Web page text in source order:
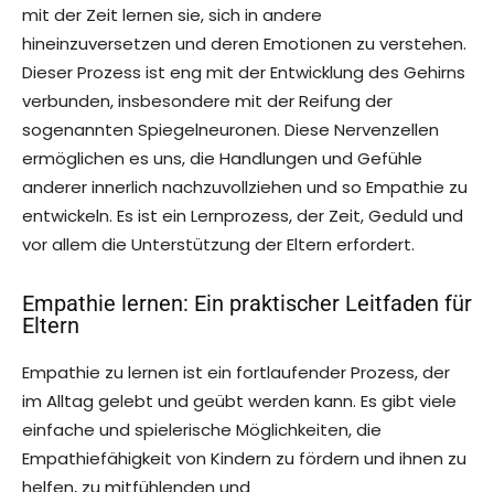
mit der Zeit lernen sie, sich in andere
hineinzuversetzen und deren Emotionen zu verstehen.
Dieser Prozess ist eng mit der Entwicklung des Gehirns
verbunden, insbesondere mit der Reifung der
sogenannten Spiegelneuronen. Diese Nervenzellen
ermöglichen es uns, die Handlungen und Gefühle
anderer innerlich nachzuvollziehen und so Empathie zu
entwickeln. Es ist ein Lernprozess, der Zeit, Geduld und
vor allem die Unterstützung der Eltern erfordert.
Empathie lernen: Ein praktischer Leitfaden für
Eltern
Empathie zu lernen ist ein fortlaufender Prozess, der
im Alltag gelebt und geübt werden kann. Es gibt viele
einfache und spielerische Möglichkeiten, die
Empathiefähigkeit von Kindern zu fördern und ihnen zu